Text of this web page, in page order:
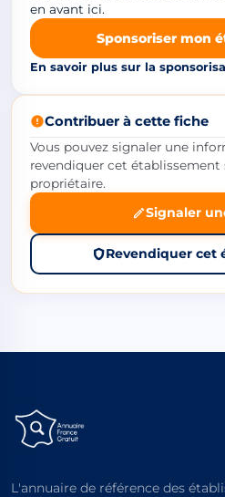
en avant ici.
Sponsoriser mon
En savoir plus sur la
Contribuer à cette fiche
Vous pouvez signaler une
revendiquer cet établissement
propriétaire.
Signaler
Revendiquer cet
L'annuaire de référence des